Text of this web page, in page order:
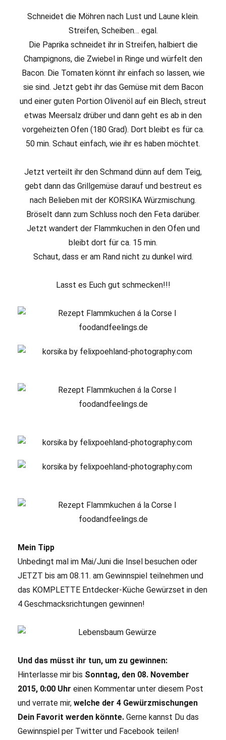
Schneidet die Möhren nach Lust und Laune klein.
Streifen, Scheiben… egal.
Die Paprika schneidet ihr in Streifen, halbiert die
Champignons, die Zwiebel in Ringe und würfelt den
Bacon. Die Tomaten könnt ihr einfach so lassen, wie
sie sind. Jetzt gebt ihr das Gemüse mit dem Bacon
und einer guten Portion Olivenöl auf ein Blech, streut
etwas Meersalz drüber und dann geht es ab in den
vorgeheizten Ofen (180 Grad). Dort bleibt es für ca.
50 min. Schaut einfach, wie ihr es haben möchtet.
Jetzt verteilt ihr den Schmand dünn auf dem Teig,
gebt dann das Grillgemüse darauf und bestreut es
nach Belieben mit der KORSIKA Würzmischung.
Bröselt dann zum Schluss noch den Feta darüber.
Jetzt wandert der Flammkuchen in den Ofen und
bleibt dort für ca. 15 min.
Schaut, dass er am Rand nicht zu dunkel wird.
Lasst es Euch gut schmecken!!!
Mein Tipp
Unbedingt mal im Mai/Juni die Insel besuchen oder
JETZT bis am 08.11. am Gewinnspiel teilnehmen und
das KOMPLETTE Entdecker-Küche Gewürzset in den
4 Geschmacksrichtungen gewinnen!
Und das müsst ihr tun, um zu gewinnen:
Hinterlasse mir bis Sonntag, den 08. November
2015, 0:00 Uhr einen Kommentar unter diesem Post
und verrate mir, welche der 4 Gewürzmischungen
Dein Favorit werden könnte. Gerne kannst Du das
Gewinnspiel per Twitter und Facebook teilen!